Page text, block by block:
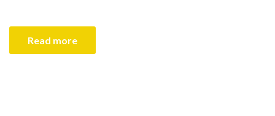
Read more